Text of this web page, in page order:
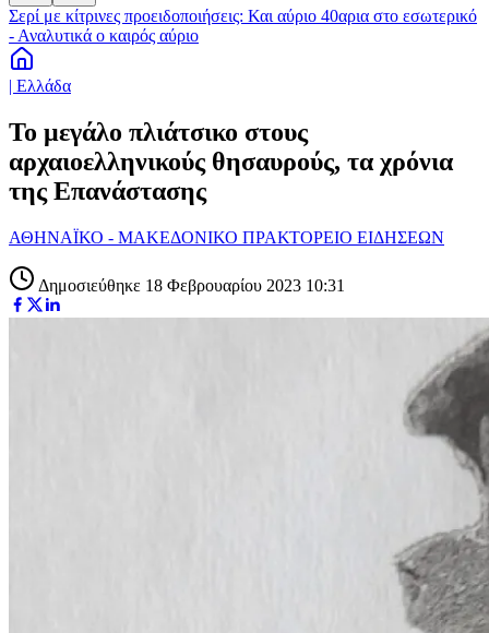
Σερί με κίτρινες προειδοποιήσεις: Και αύριο 40αρια στο εσωτερικό
- Αναλυτικά ο καιρός αύριο
| Ελλάδα
Το μεγάλο πλιάτσικο στους
αρχαιοελληνικούς θησαυρούς, τα χρόνια
της Επανάστασης
ΑΘΗΝΑΪΚΟ - ΜΑΚΕΔΟΝΙΚΟ ΠΡΑΚΤΟΡΕΙΟ ΕΙΔΗΣΕΩΝ
Δημοσιεύθηκε 18 Φεβρουαρίου 2023 10:31